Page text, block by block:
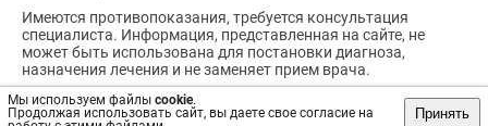
Мы используем файлы cookie.
Продолжая использовать сайт, вы даете свое согласие на
Принять
Имеются противопоказания, требуется консультация
специалиста. Информация, представленная на сайте, не
может быть использована для постановки диагноза,
назначения лечения и не заменяет прием врача.
Возрастное ограничение: 18+